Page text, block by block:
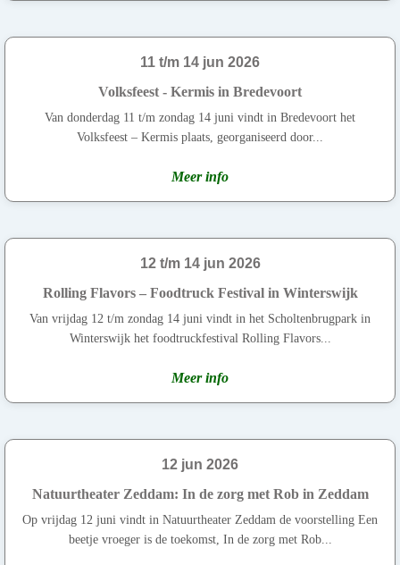
11 t/m 14 jun 2026
Volksfeest - Kermis in Bredevoort
Van donderdag 11 t/m zondag 14 juni vindt in Bredevoort het
Volksfeest – Kermis plaats, georganiseerd door...
Meer info
12 t/m 14 jun 2026
Rolling Flavors – Foodtruck Festival in Winterswijk
Van vrijdag 12 t/m zondag 14 juni vindt in het Scholtenbrugpark in
Winterswijk het foodtruckfestival Rolling Flavors...
Meer info
12 jun 2026
Natuurtheater Zeddam: In de zorg met Rob in Zeddam
Op vrijdag 12 juni vindt in Natuurtheater Zeddam de voorstelling Een
beetje vroeger is de toekomst, In de zorg met Rob...